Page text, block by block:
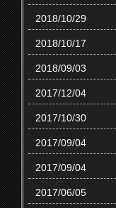
2018/10/29
2018/10/17
2018/09/03
2017/12/04
2017/10/30
2017/09/04
2017/09/04
2017/06/05